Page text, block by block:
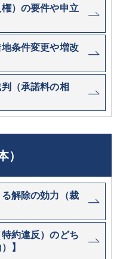
）の要件や申立
条件変更や増改
（承諾料の相
解除の効力（裁
約違反）のどち
】